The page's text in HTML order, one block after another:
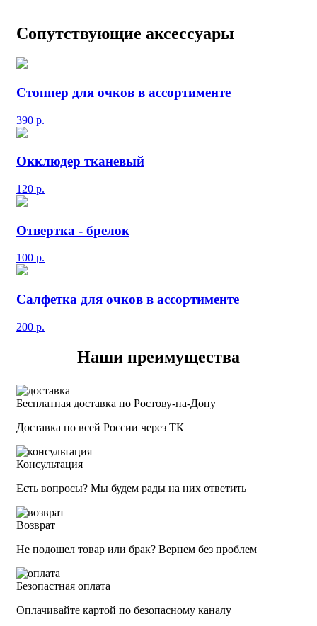
Сопутствующие аксессуары
Стоппер для очков в ассортименте
390 р.
Окклюдер тканевый
120 р.
Отвертка - брелок
100 р.
Салфетка для очков в ассортименте
200 р.
Наши преимущества
Бесплатная доставка по Ростову-на-Дону
Доставка по всей России через ТК
Консультация
Есть вопросы? Мы будем рады на них ответить
Возврат
Не подошел товар или брак? Вернем без проблем
Безопастная оплата
Оплачивайте картой по безопасному каналу